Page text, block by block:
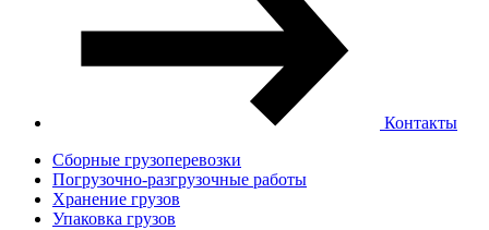
Контакты
Сборные грузоперевозки
Погрузочно-разгрузочные работы
Хранение грузов
Упаковка грузов